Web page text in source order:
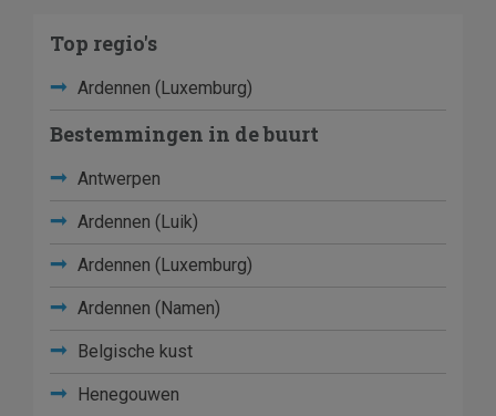
Top regio's
Ardennen (Luxemburg)
Bestemmingen in de buurt
Antwerpen
Ardennen (Luik)
Ardennen (Luxemburg)
Ardennen (Namen)
Belgische kust
Henegouwen